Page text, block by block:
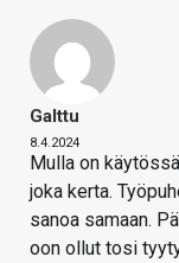
Galttu
8.4.2024
Mulla on
joka kerta.
sanoa samaan.
oon ollut tosi